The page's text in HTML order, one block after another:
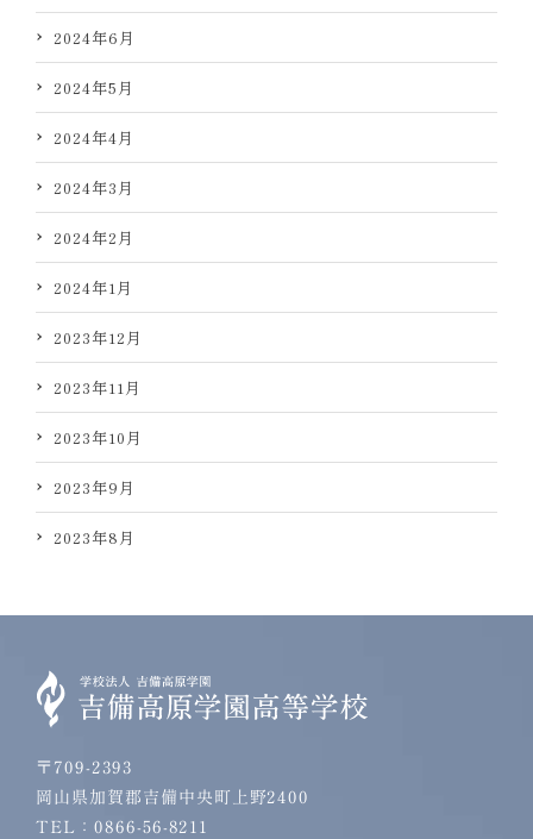
2024年6月
2024年5月
2024年4月
2024年3月
2024年2月
2024年1月
2023年12月
2023年11月
2023年10月
2023年9月
2023年8月
〒709-2393
岡山県加賀郡吉備中央町上野2400
TEL：0866-56-8211